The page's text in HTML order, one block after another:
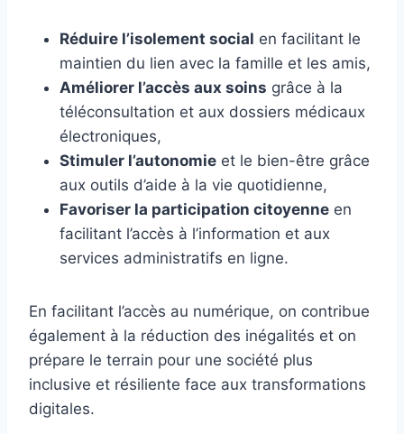
Réduire l’isolement social en facilitant le
maintien du lien avec la famille et les amis,
Améliorer l’accès aux soins grâce à la
téléconsultation et aux dossiers médicaux
électroniques,
Stimuler l’autonomie et le bien-être grâce
aux outils d’aide à la vie quotidienne,
Favoriser la participation citoyenne en
facilitant l’accès à l’information et aux
services administratifs en ligne.
En facilitant l’accès au numérique, on contribue
également à la réduction des inégalités et on
prépare le terrain pour une société plus
inclusive et résiliente face aux transformations
digitales.